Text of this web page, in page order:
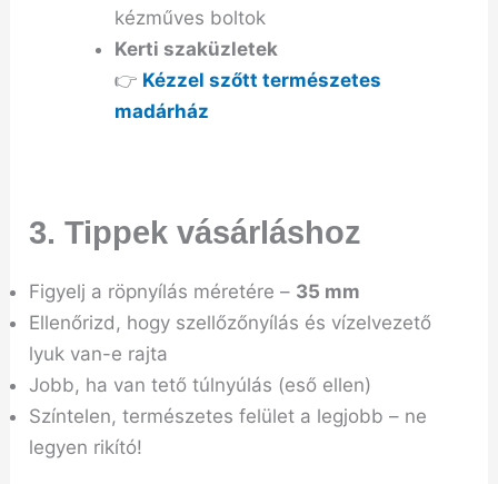
kézműves boltok
Kerti szaküzletek
👉 Kézzel szőtt természetes
madárház
3. Tippek vásárláshoz
Figyelj a röpnyílás méretére – 35 mm
Ellenőrizd, hogy szellőzőnyílás és vízelvezető
lyuk van-e rajta
Jobb, ha van tető túlnyúlás (eső ellen)
Színtelen, természetes felület a legjobb – ne
legyen rikító!